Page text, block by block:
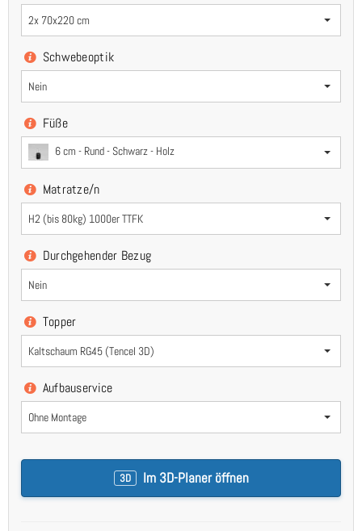
2x 70x220 cm
Schwebeoptik
Nein
Füße
6 cm - Rund - Schwarz - Holz
Matratze/n
H2 (bis 80kg) 1000er TTFK
Durchgehender Bezug
Nein
Topper
Kaltschaum RG45 (Tencel 3D)
Aufbauservice
Ohne Montage
3D Im 3D-Planer öffnen